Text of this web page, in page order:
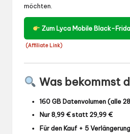
möchten.
Zum Lyca Mobile Black-
(Affiliate Link)
Was bekommst
160 GB Datenvolumen (alle
Nur 8,99 € statt 29,99 €
Für den Kauf + 5